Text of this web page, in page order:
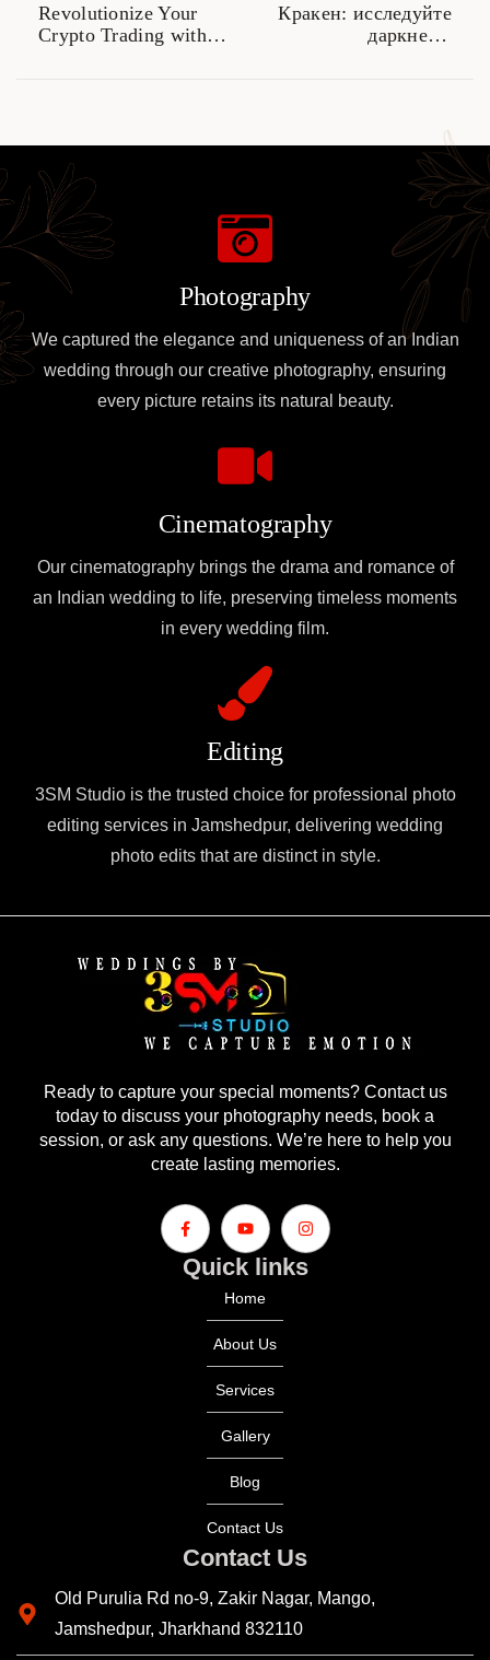
Revolutionize Your
Crypto Trading with
Кракен: исследуйте
даркнет с
Photography
We captured the elegance and uniqueness of an Indian
wedding through our creative photography, ensuring
every picture retains its natural beauty.
Cinematography
Our cinematography brings the drama and romance of
an Indian wedding to life, preserving timeless moments
in every wedding film.
Editing
3SM Studio is the trusted choice for professional photo
editing services in Jamshedpur, delivering wedding
photo edits that are distinct in style.
Quick links
Home
About Us
Services
Gallery
Blog
Contact Us
Ready to capture your special moments? Contact us
today to discuss your photography needs, book a
session, or ask any questions. We’re here to help you
create lasting memories.
Contact Us
Old Purulia Rd no-9, Zakir Nagar, Mango,
Jamshedpur, Jharkhand 832110